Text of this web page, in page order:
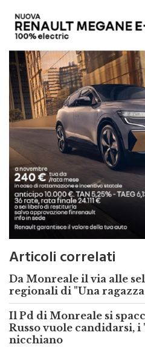
Articoli correlati
Da Monreale il via alle
regionali di "Una
Il Pd di Monreale si
Russo vuole candidarsi,
nicchiano